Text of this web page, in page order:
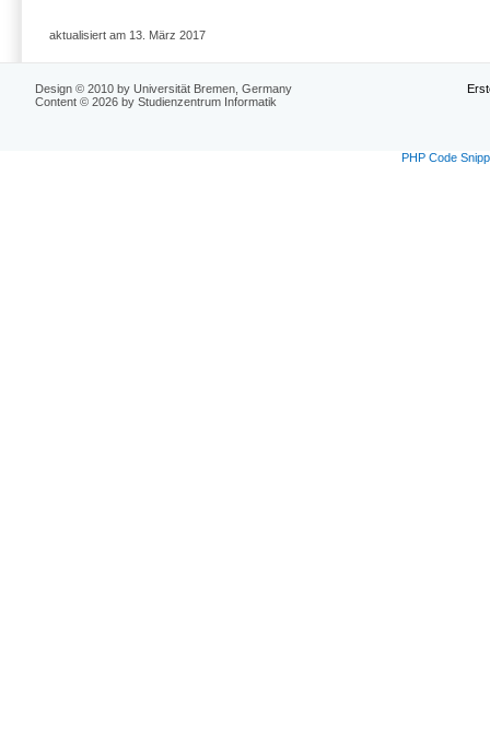
aktualisiert am 13. März 2017
Design © 2010 by Universität Bremen, Germany
Content © 2026 by Studienzentrum Informatik
PHP Code